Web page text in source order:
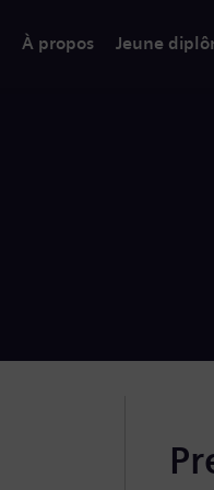
À propos Jeune